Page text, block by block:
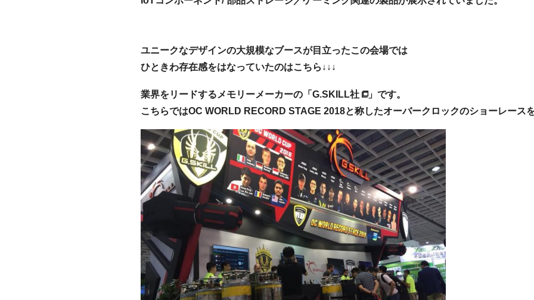
ユニークなデザインの大規模なブースが目立ったこの会場では
ひときわ存在感をはなっていたのはこちら↓↓↓
業界をリードするメモリーメーカーの「 G.SKILL社
」です。
こちらではOC WORLD RECORD STAGE 2018と称したオーバークロックのショーレース